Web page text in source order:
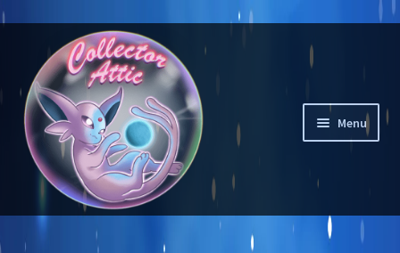
navigation
contenu
Menu
Mon compte